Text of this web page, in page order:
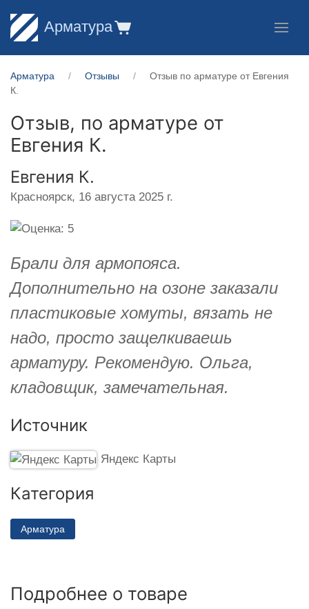
Арматура
Арматура Отзывы
Отзыв по арматуре от Евгения
К.
Отзыв, по арматуре от
Евгения К.
Евгения К.
Красноярск, 16 августа 2025 г.
Брали для армопояса.
Дополнительно на озоне заказали
пластиковые хомуты, вязать не
надо, просто защелкиваешь
арматуру. Рекомендую. Ольга,
кладовщик, замечательная.
Источник
Яндекс Карты
Категория
Арматура
Подробнее о товаре